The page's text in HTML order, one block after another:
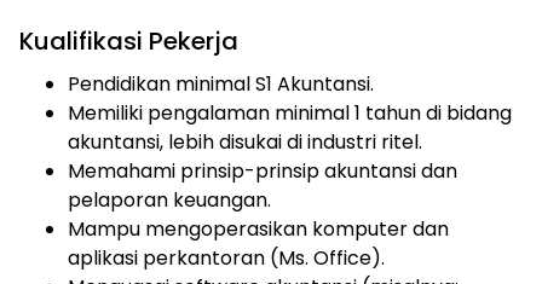
Kualifikasi Pekerja
Pendidikan minimal S1 Akuntansi.
Memiliki pengalaman minimal 1 tahun di bidang
akuntansi, lebih disukai di industri ritel.
Memahami prinsip-prinsip akuntansi dan
pelaporan keuangan.
Mampu mengoperasikan komputer dan
aplikasi perkantoran (Ms. Office).